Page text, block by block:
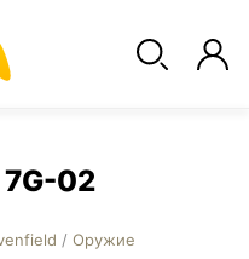
02
/ Оружие